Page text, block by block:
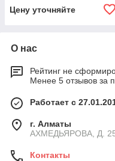
Цену уточняйте
О нас
Рейтинг не
Менее 5 отзывов за
Работает с
г. Алматы
АХМЕДЬЯРОВА, Д.
Контакты